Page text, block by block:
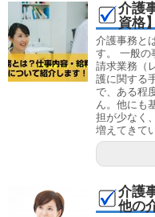
介護
資格
介護事務と
す。 一般の
請求業務（
護に関する
で、ある程
ん。他にも
担が少なく
増えてきて
介護
他の